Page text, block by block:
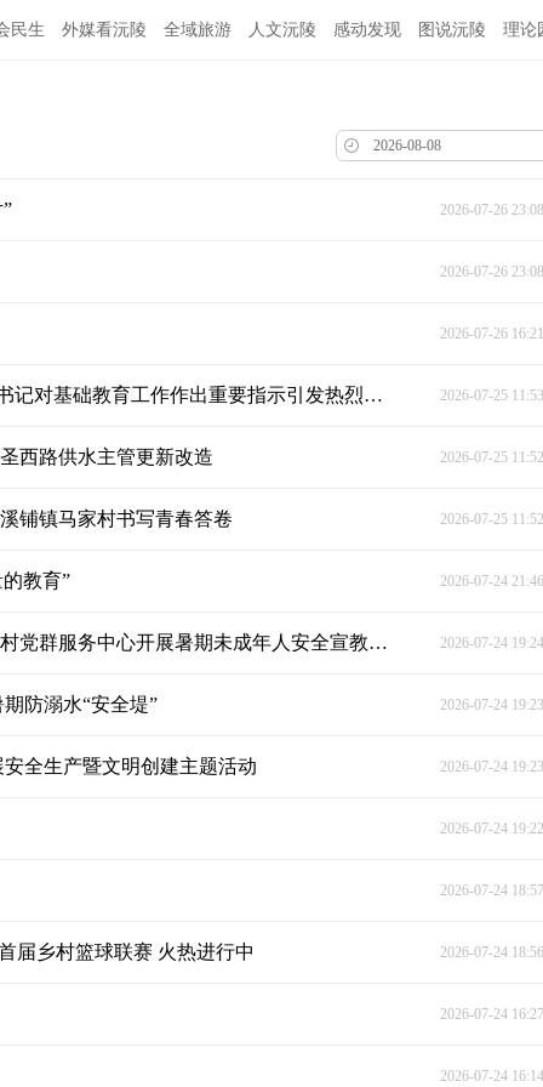
民生 外媒看沅陵 全域旅游 人文沅陵 感动发现 图说沅陵 理论
2026-07-26
2026-07-26
2026-07-26
不断开创基础教育高质量发展新局面——习近平总书记对基础教育工作作出重要指示引发热烈反响 2026-07-25
西路供水主管更新改造 2026-07-25
铺镇马家村书写青春答卷 2026-07-25
教育” 2026-07-24
党建引领筑屏障 暖心守护伴成长：明溪口镇乐怡溪村党群服务中心开展暑期未成年人安全宣教活动 2026-07-24
防溺水“安全堤” 2026-07-24
全生产暨文明创建主题活动 2026-07-24
2026-07-24
2026-07-24
届乡村篮球联赛 火热进行中 2026-07-24
2026-07-24
2026-07-24